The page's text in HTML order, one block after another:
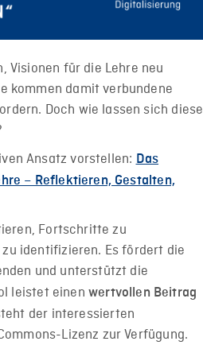
für die Lehre neu
kommen damit verbundene
Doch wie lassen sich diese
Ansatz vorstellen:Das
– Reflektieren, Gestalten,
Fortschritte zu
identifizieren. Es fördert die
und unterstützt die
leistet einen wertvollen Beitrag
der interessierten
Lizenz zur Verfügung.